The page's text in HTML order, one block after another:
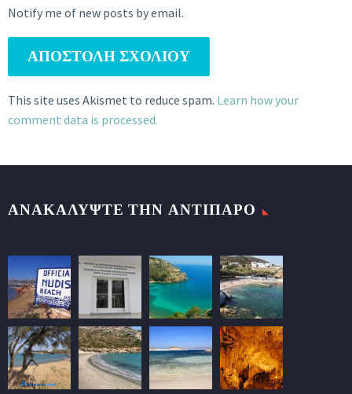
Notify me of new posts by email.
ΑΠΟΣΤΟΛΉ ΣΧΟΛΊΟΥ
This site uses Akismet to reduce spam. Learn how your
comment data is processed.
ΑΝΑΚΑΛΥΨΤΕ ΤΗΝ ΑΝΤΙΠΑΡΟ